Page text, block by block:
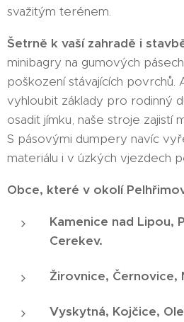
svažitým terénem.
Šetrně k vaší zahradě i
minibagry na gumových
poškození stávajících
vyhloubit základy pro rodinný
osadit jímku, naše stroje zajistí
S pásovými dumpery navíc
materiálu i v úzkých vjezdech
Obce, které v okolí
Kamenice nad Lipou,
Cerekev.
Žirovnice, Černovice,
Vyskytná, Kojčice,